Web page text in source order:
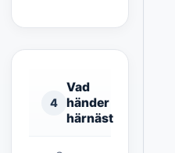
4
Vad
händer
härnäst